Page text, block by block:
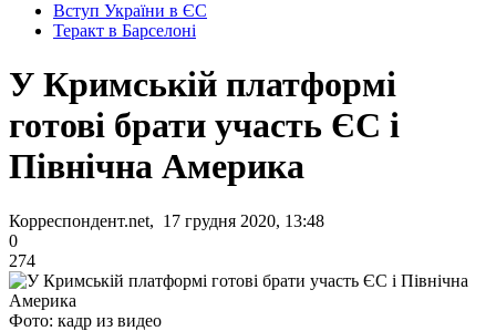
Вступ України в ЄС
Теракт в Барселоні
У Кримській платформі
готові брати участь ЄС і
Північна Америка
Корреспондент.net, 17 грудня 2020, 13:48
0
274
Фото: кадр из видео